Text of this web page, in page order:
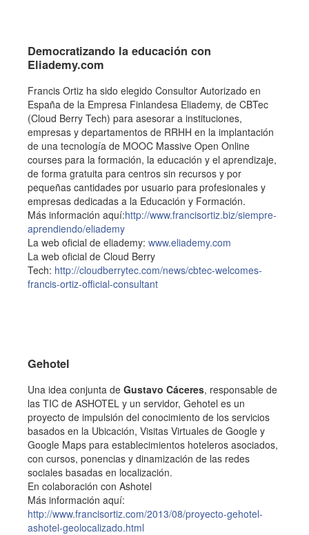
Democratizando la educación con
Eliademy.com
Francis Ortiz ha sido elegido Consultor Autorizado en
España de la Empresa Finlandesa Eliademy, de CBTec
(Cloud Berry Tech) para asesorar a instituciones,
empresas y departamentos de RRHH en la implantación
de una tecnología de MOOC Massive Open Online
courses para la formación, la educación y el aprendizaje,
de forma gratuita para centros sin recursos y por
pequeñas cantidades por usuario para profesionales y
empresas dedicadas a la Educación y Formación.
Más información aquí:http://www.francisortiz.biz/siempre-
aprendiendo/eliademy
La web oficial de eliademy: www.eliademy.com
La web oficial de Cloud Berry
Tech: http://cloudberrytec.com/news/cbtec-welcomes-
francis-ortiz-official-consultant
Gehotel
Una idea conjunta de Gustavo Cáceres, responsable de
las TIC de ASHOTEL y un servidor, Gehotel es un
proyecto de impulsión del conocimiento de los servicios
basados en la Ubicación, Visitas Virtuales de Google y
Google Maps para establecimientos hoteleros asociados,
con cursos, ponencias y dinamización de las redes
sociales basadas en localización.
En colaboración con Ashotel
Más información aquí:
http://www.francisortiz.com/2013/08/proyecto-gehotel-
ashotel-geolocalizado.html